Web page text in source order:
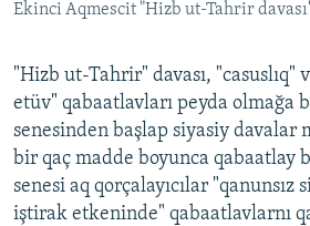
Ekinci Aqmescit "Hizb ut-Tahrir
"Hizb ut-Tahrir" davası, "casuslıq"
etüv" qabaatlavları peyda olmağa
senesinden başlap siyasiy davalar
bir qaç madde boyunca qabaatlay
senesi aq qorçalayıcılar "qanunsız
iştirak etkeninde" qabaatlavlarnı